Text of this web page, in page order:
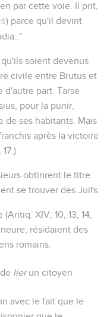
par cette voie. Il prit,
) parce qu'il devint
soient devenus
civile entre Brutus et
d'autre part. Tarse
pour la punir,
de ses habitants. Mais
après la victoire
obtinrent le titre
se trouver des Juifs.
XIV, 10, 13, 14,
résidaient des
romains.
lierun citoyen
avec le fait que le